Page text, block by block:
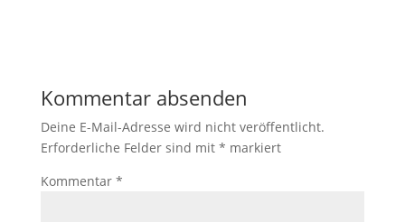
Kommentar absenden
Deine E-Mail-Adresse wird nicht veröffentlicht.
Erforderliche Felder sind mit * markiert
Kommentar *